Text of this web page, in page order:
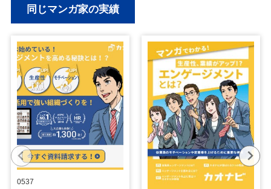
同じマンガ家の実績
0537